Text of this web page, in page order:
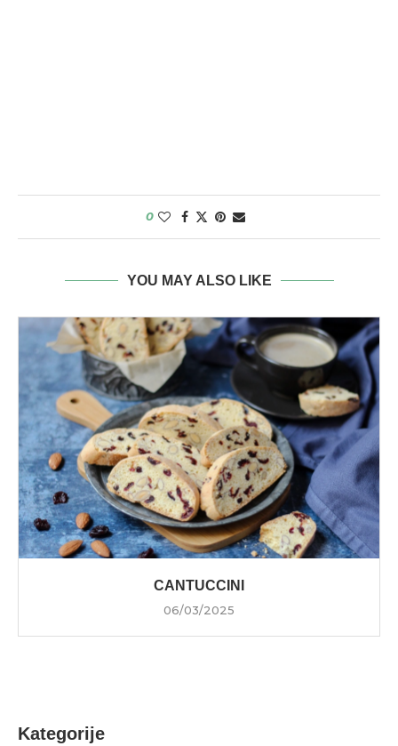
0
YOU MAY ALSO LIKE
CANTUCCINI
06/03/2025
Kategorije